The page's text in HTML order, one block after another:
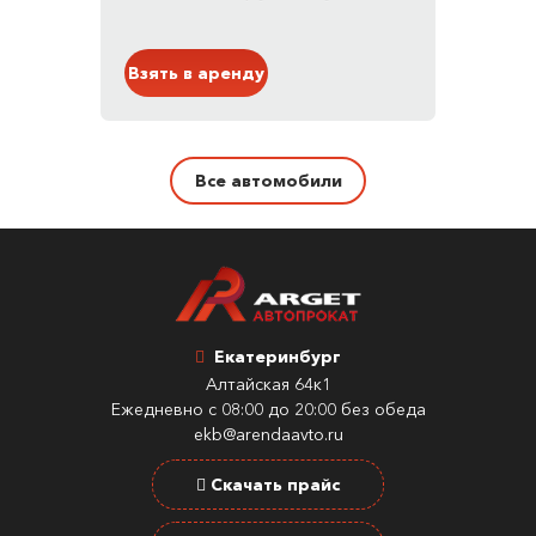
Взять в аренду
Все автомобили
Екатеринбург
Алтайская 64к1
Ежедневно с 08:00 до 20:00 без обеда
ekb@arendaavto.ru
Скачать прайс